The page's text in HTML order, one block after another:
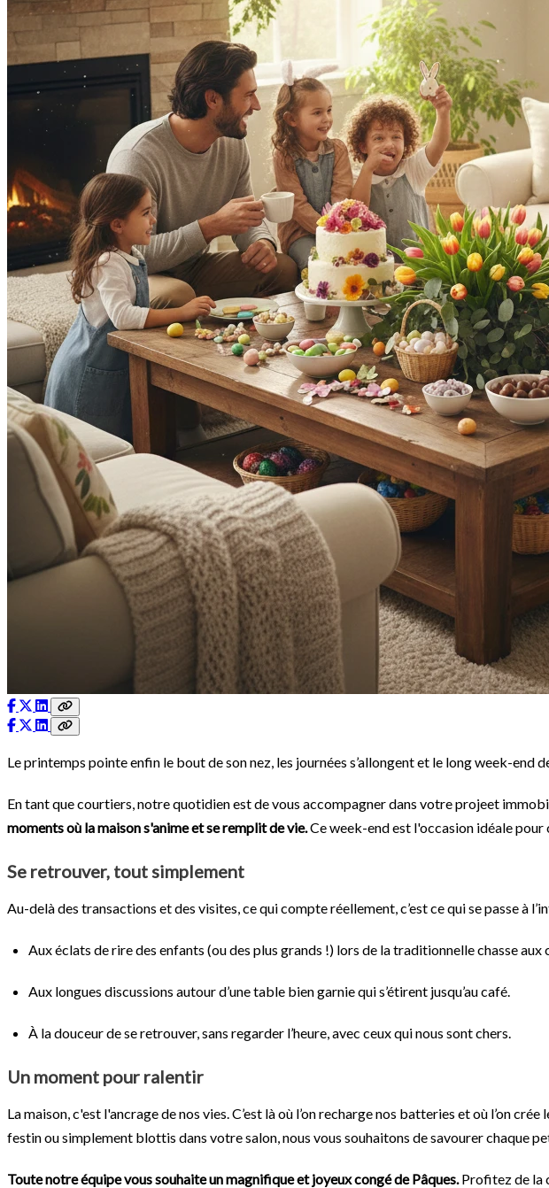
Le printemps pointe enfin le bout de son nez, les journées s’allongent et le long week-end
En tant que courtiers, notre quotidien est de vous accompagner dans votre projeet
moments où la maison s'anime et se remplit de vie.Ce week-end est l'occasion idéale pour
Se retrouver, tout simplement
Au-delà des transactions et des visites, ce qui compte réellement, c’est ce qui se passe à
Aux éclats de rire des enfants (ou des plus grands !) lors de la traditionnelle chasse aux
Aux longues discussions autour d’une table bien garnie qui s’étirent jusqu’au café.
À la douceur de se retrouver, sans regarder l’heure, avec ceux qui nous sont chers.
Un moment pour ralentir
La maison, c'est l'ancrage de nos vies. C’est là où l’on recharge nos batteries et où l’on
festin ou simplement blottis dans votre salon, nous vous souhaitons de savourer chaque
Toute notre équipe vous souhaite un magnifique et joyeux congé de Pâques.Profitez de la